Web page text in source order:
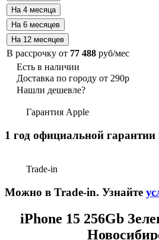
В рассрочку от 77 488 руб/мес
Есть в наличии
Доставка по городу от 290р
Нашли дешевле?
Гарантия Apple
1 год официальной гарантии
Trade-in
Можно в Trade-in. Узнайте
iPhone 15 256Gb